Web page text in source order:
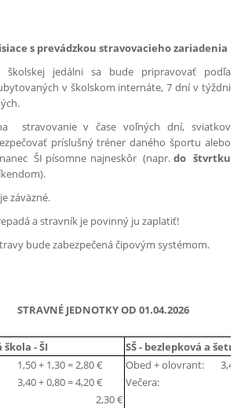
s prevádzkou stravovacieho zariadenia
školskej jedálni sa bude pripravovať podľa
v školskom internáte, 7 dní v týždni
stravovanie v čase voľných dní, sviatkov
príslušný tréner daného športu alebo
ŠI písomne najneskôr (napr.do štvrtku
záväzné.
a stravník je povinný ju zaplatiť!
bude zabezpečená čipovým systémom.
STRAVNÉ JEDNOTKY OD 01.04.2026
- ŠI
SŠ - bezlepková a
1,50 + 1,30 = 2,80 € Obed + olovrant:
3,40 + 0,80 = 4,20 €
Večera:
2,30 €